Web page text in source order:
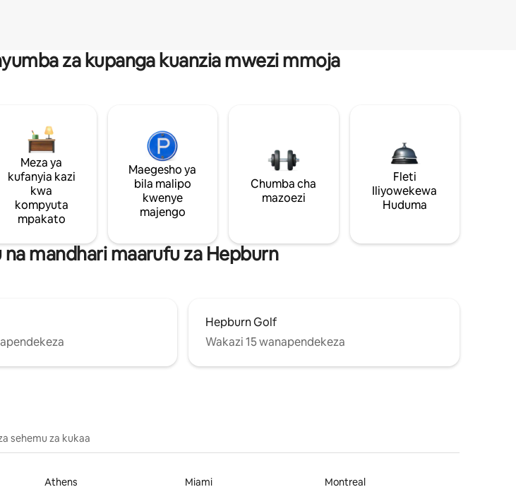
za kupanga kuanzia mwezi mmoja
Meza ya
kufanyia kazi
kwa
kompyuta
mpakato
Maegesho ya
bila malipo
kwenye
majengo
Chumba cha
mazoezi
Fleti
Iliyowekewa
Huduma
mandhari maarufu za Hepburn
Hepburn Golf
Wakazi 15 wanapendekeza
sehemu za kukaa
Athens Miami Montreal